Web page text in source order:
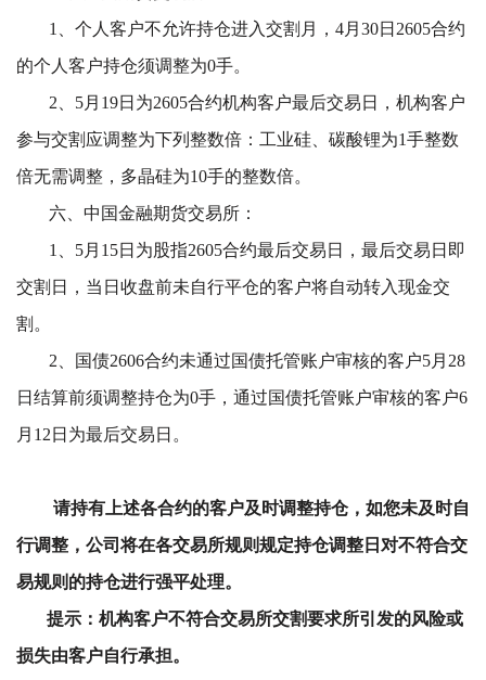
1、个人客户不允许持仓进入交割月，4月30日2605合约
的个人客户持仓须调整为0手。
2、5月19日为2605合约机构客户最后交易日，机构客户
参与交割应调整为下列整数倍：工业硅、碳酸锂为1手整数
倍无需调整，多晶硅为10手的整数倍。
六、中国金融期货交易所：
1、5月15日为股指2605合约最后交易日，最后交易日即
交割日，当日收盘前未自行平仓的客户将自动转入现金交
割。
2、国债2606合约未通过国债托管账户审核的客户5月28
日结算前须调整持仓为0手，通过国债托管账户审核的客户6
月1 2日为最后交易日。
请持有上述各合约的客户及时调整持仓，如您未及时自
行调整，公司将在各交易所规则规定持仓调整日对不符合交
易规则的持仓进行强平处理。
提示：机构客户不符合交易所交割要求所引发的风险或
损失由客户自行承担。